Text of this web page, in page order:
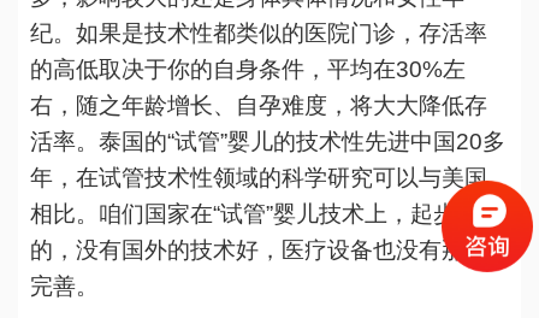
纪。如果是技术性都类似的医院门诊，存活率
的高低取决于你的自身条件，平均在30%左
右，随之年龄增长、自孕难度，将大大降低存
活率。泰国的“试管”婴儿的技术性先进中国20多
年，在试管技术性领域的科学研究可以与美国
相比。咱们国家在“试管”婴儿技术上，起步是慢
的，没有国外的技术好，医疗设备也没有那么
完善。